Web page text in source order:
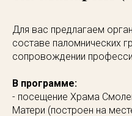
Для вас предлагаем
составе паломнических
сопровождении
В программе:
- посещение Храма
Матери (построен на